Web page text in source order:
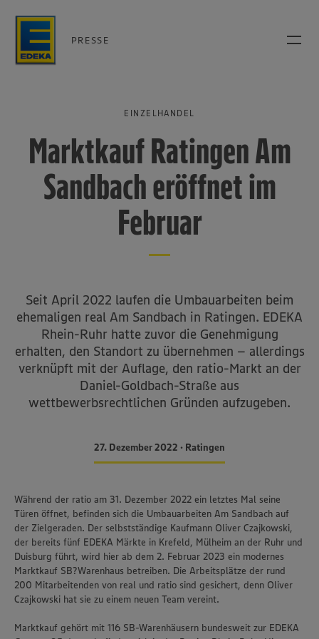
ein bestmögliches Nutzungserlebnis unserer Website zu
ermöglichen. Wir verwenden Ihre Daten, um unsere
PRESSE
EINZELHANDEL
Marktkauf Ratingen Am
Sandbach eröffnet im
Februar
Seit April 2022 laufen die Umbauarbeiten beim
ehemaligen real Am Sandbach in Ratingen. EDEKA
Rhein-Ruhr hatte zuvor die Genehmigung
erhalten, den Standort zu übernehmen – allerdings
verknüpft mit der Auflage, den ratio-Markt an der
Daniel-Goldbach-Straße aus
wettbewerbsrechtlichen Gründen aufzugeben.
27. Dezember 2022 • Ratingen
Während der ratio am 31. Dezember 2022 ein letztes Mal seine
Türen öffnet, befinden sich die Umbauarbeiten Am Sandbach auf
der Zielgeraden. Der selbstständige Kaufmann Oliver Czajkowski,
der bereits fünf EDEKA Märkte in Krefeld, Mülheim an der Ruhr und
Duisburg führt, wird hier ab dem 2. Februar 2023 ein modernes
Marktkauf SB?Warenhaus betreiben. Die Arbeitsplätze der rund
200 Mitarbeitenden von real und ratio sind gesichert, denn Oliver
Czajkowski hat sie zu einem neuen Team vereint.
Marktkauf gehört mit 116 SB-Warenhäusern bundesweit zur EDEKA